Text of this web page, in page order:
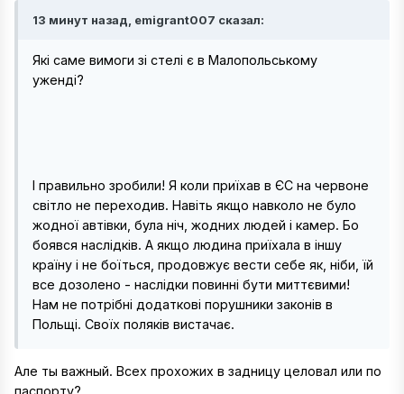
13 минут назад, emigrant007 сказал:
Які саме вимоги зі стелі є в Малопольському
уженді?
І правильно зробили! Я коли приїхав в ЄС на червоне
світло не переходив. Навіть якщо навколо не було
жодної автівки, була ніч, жодних людей і камер. Бо
боявся наслідків. А якщо людина приїхала в іншу
країну і не боїться, продовжує вести себе як, ніби, їй
все дозолено - наслідки повинні бути миттєвими!
Нам не потрібні додаткові порушники законів в
Польщі. Своїх поляків вистачає.
Але ты важный. Всех прохожих в задницу целовал или по
паспорту?